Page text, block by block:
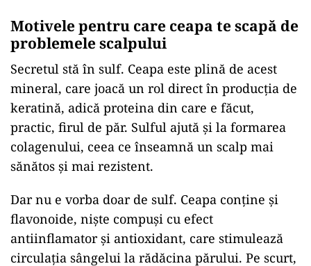
Motivele pentru care ceapa te scapă de
problemele scalpului
Secretul stă în sulf. Ceapa este plină de acest
mineral, care joacă un rol direct în producția de
keratină, adică proteina din care e făcut,
practic, firul de păr. Sulful ajută și la formarea
colagenului, ceea ce înseamnă un scalp mai
sănătos și mai rezistent.
Dar nu e vorba doar de sulf. Ceapa conține și
flavonoide, niște compuși cu efect
antiinflamator și antioxidant, care stimulează
circulația sângelui la rădăcina părului. Pe scurt,